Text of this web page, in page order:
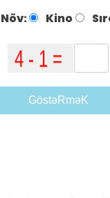
Növ: Kino
GöstəRməK